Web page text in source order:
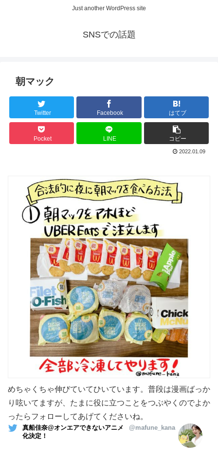
Just another WordPress site
SNSでの話題
朝マック
Twitter Facebook はてブ
Pocket LINE コピー
2022.01.09
めちゃくちゃ伸びていてひいています。普段は漫画ばっか
り呟いてますが、たまに役に立つことをつぶやくのでよか
ったらフォローしてあげてくださいね。
真船佳奈@オンエアできないアニメ
化決定！
@mafune_kana